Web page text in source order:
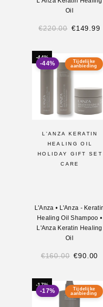
Oil
€220.00 €149.99
-44%
Tijdelijke
aanbieding
-44%
L’ANZA KERATIN
HEALING OIL
HOLIDAY GIFT SET
CARE
L'Anza •
L'Anza -
Healing Oil Shampoo •
L'Anza Keratin Healing
Oil
€160.00 €90.00
-17%
Tijdelijke
aanbieding
-17%